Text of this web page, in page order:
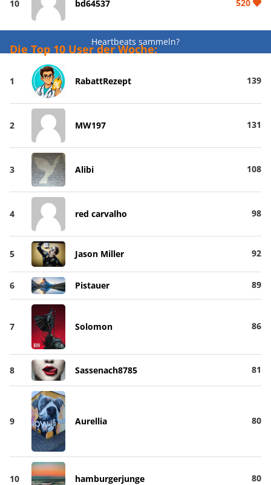
10 bd64537 520
Heartbeats sammeln?
Die Top 10 User der Woche:
1 RabattRezept 139
2 MW197 131
3 Alibi 108
4 red carvalho 98
5 Jason Miller 92
6 Pistauer 89
7 Solomon 86
8 Sassenach8785 81
9 Aurellia 80
10 hamburgerjunge 80